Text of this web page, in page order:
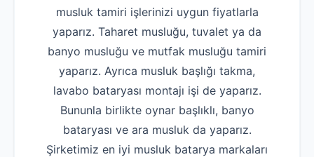
musluk tamiri işlerinizi uygun fiyatlarla
yaparız. Taharet musluğu, tuvalet ya da
banyo musluğu ve mutfak musluğu tamiri
yaparız. Ayrıca musluk başlığı takma,
lavabo bataryası montajı işi de yaparız.
Bununla birlikte oynar başlıklı, banyo
bataryası ve ara musluk da yaparız.
Şirketimiz en iyi musluk batarya markaları